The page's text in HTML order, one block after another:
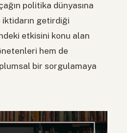
politika dünyasına
iktidarın getirdiği
etkisini konu alan
hem de
bir sorgulamaya